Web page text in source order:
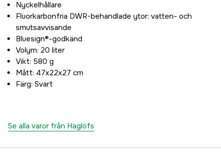
Nyckelhållare
Fluorkarbonfria DWR-behandlade ytor: vatten- och
smutsavvisande
Bluesign®-godkänd
Volym: 20 liter
Vikt: 580 g
Mått: 47x22x27 cm
Färg: Svart
Se alla varor från Haglöfs